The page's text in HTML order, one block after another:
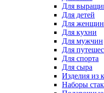
Для
Для детей
Для женщин
Для кухни
Для мужчин
Для
Для спорта
Для сыра
Изделия из
Наборы